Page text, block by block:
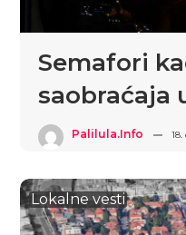
Semafori
saobraćaja
Palilula.info
Lokalne vesti